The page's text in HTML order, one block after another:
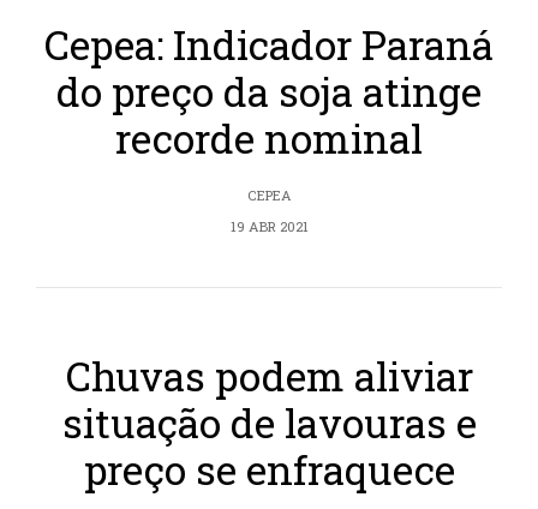
Cepea: Indicador Paraná
do preço da soja atinge
recorde nominal
CEPEA
19 ABR 2021
Chuvas podem aliviar
situação de lavouras e
preço se enfraquece